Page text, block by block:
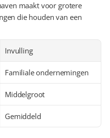
maakt voor grotere
die houden van een
Invulling
Familiale ondernemingen
Middelgroot
Gemiddeld